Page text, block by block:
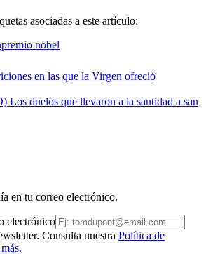
asociadas a este artículo:
premio nobel
en las que la Virgen ofreció
Los duelos que llevaron a la santidad a san
en tu correo electrónico.
electrónico
Consulta nuestra Política de